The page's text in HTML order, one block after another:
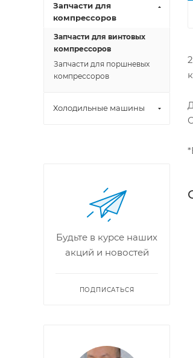
Запчасти для
компрессоров
Запчасти для винтовых
компрессоров
Запчасти для поршневых
компрессоров
Холодильные машины
Будьте в курсе наших
акций и новостей
ПОДПИСАТЬСЯ